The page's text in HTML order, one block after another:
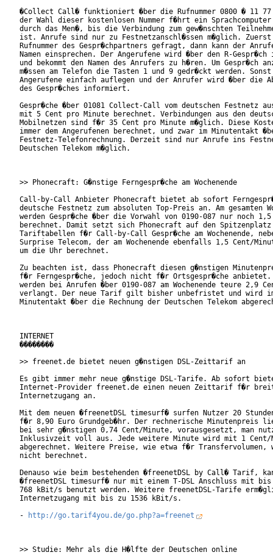
�Collect Call� funktioniert �ber die Rufnummer 0800 � 11 77
der Wahl dieser kostenlosen Nummer f�hrt ein
durch das Men�, bis die Verbindung zum gew�nschten
ist. Anrufe sind nur zu Festnetzanschl�ssen m�glich.
Rufnummer des Gespr�chpartners gefragt, dann kann der
Namen einsprechen. Der Angerufene wird �ber den R-
und bekommt den Namen des Anrufers zu h�ren. Um Gespr�ch
m�ssen am Telefon die Tasten 1 und 9 gedr�ckt werden.
Angerufene einfach auflegen und der Anrufer wird �ber die
des Gespr�ches informiert.
Gespr�che �ber 01081 Collect-Call vom deutschen Festnetz
mit 5 Cent pro Minute berechnet. Verbindungen aus den
Mobilnetzen sind f�r 35 Cent pro Minute m�glich. Diese
immer dem Angerufenen berechnet, und zwar im Minutentakt
Festnetz-Telefonrechnung. Derzeit sind nur Anrufe ins
Deutschen Telekom m�glich.
>> Phonecraft: G�nstige Ferngespr�che am Wochenende
Call-by-Call Anbieter Phonecraft bietet ab sofort
deutsche Festnetz zum absoluten Top-Preis an. Am gesamten
werden Gespr�che �ber die Vorwahl von 0190-087 nur noch
berechnet. Damit setzt sich Phonecraft auf den
Tariftabellen f�r Call-by-Call Gespr�che am Wochenende,
Surprise Telecom, der am Wochenende ebenfalls 1,5 Cent/
um die Uhr berechnet.
Zu beachten ist, dass Phonecraft diesen g�nstigen
f�r Ferngespr�che, jedoch nicht f�r Ortsgespr�che
werden bei Anrufen �ber 0190-087 am Wochenende teure 2,9
verlangt. Der neue Tarif gilt bisher unbefristet und wird
Minutentakt �ber die Rechnung der Deutschen Telekom
INTERNET
��������
>> freenet.de bietet neuen g�nstigen DSL-Zeittarif an
Es gibt immer mehr neue g�nstige DSL-Tarife. Ab sofort
Internet-Provider freenet.de einen neuen Zeittarif f�r
Internetzugang an.
Mit dem neuen �freenetDSL timesurf� surfen Nutzer 20
f�r 8,90 Euro Grundgeb�hr. Der rechnerische Minutenpreis
bei sehr g�nstigen 0,74 Cent/Minute, vorausgesetzt, man
Inklusivzeit voll aus. Jede weitere Minute wird mit 1 Cent/
abgerechnet. Weitere Preise, wie etwa f�r Transfervolumen,
nicht berechnet.
Denauso wie beim bestehenden �freenetDSL by Call� Tarif,
�freenetDSL timesurf� nur mit einem T-DSL Anschluss mit
768 kBit/s benutzt werden. Weitere freenetDSL-Tarife
Internetzugang mit bis zu 1536 kBit/s.
-
http://go.tarif4you.de/go.php?a=freenet
>> Studie: Mehr als die H�lfte der Deutschen online